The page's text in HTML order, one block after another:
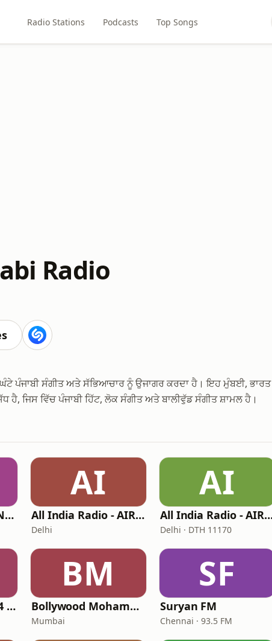
Radio Stations Podcasts Top Songs
Radio
ਪੰਜਾਬੀ ਸੰਗੀਤ ਅਤੇ ਸੱਭਿਆਚਾਰ ਨੂੰ ਉਜਾਗਰ ਕਰਦਾ ਹੈ। ਇਹ ਮੁੰਬਈ, ਭਾਰਤ
ਹੈ, ਜਿਸ ਵਿੱਚ ਪੰਜਾਬੀ ਹਿੱਟ, ਲੋਕ ਸੰਗੀਤ ਅਤੇ ਬਾਲੀਵੁੱਡ ਸੰਗੀਤ ਸ਼ਾਮਲ ਹੈ।
Radio Mirchi USA New Jersey
AI
All India Radio - AIR Telugu
Delhi
AI
All India Radio -
Delhi · DTH 11170
Radio Rimjhim 90.4 FM
BM
Bollywood Mohammed Rafi
Mumbai
SF
Suryan FM
Chennai · 93.5 FM